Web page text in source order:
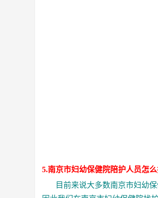
5.南京市妇幼保健院陪护人员怎么
目前来说大多数南京市妇幼保